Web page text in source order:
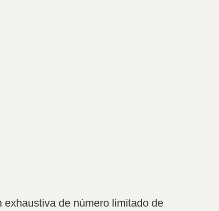
de número limitado de